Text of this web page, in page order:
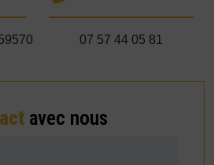
07 57 44 05 81
avec nous